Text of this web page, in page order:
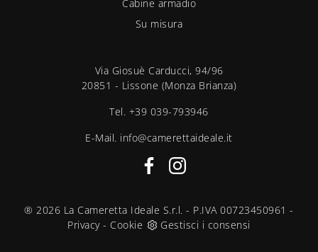
Cabine armadio
Su misura
Via Giosuè Carducci, 94/96
20851 - Lissone (Monza Brianza)
Tel. +39 039-793946
E-Mail. info@camerettaideale.it
® 2026 La Cameretta Ideale S.r.l. - P.IVA 00723450961 -
Privacy- Cookie Gestisci i consensi